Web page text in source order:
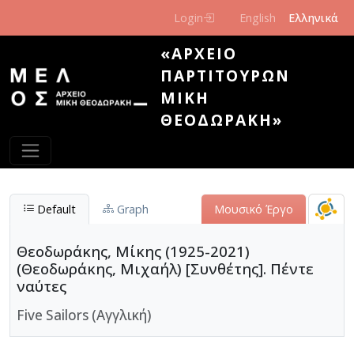
Login English Ελληνικά
«ΑΡΧΕΊΟ
ΠΑΡΤΙΤΟΎΡΩΝ
ΜΊΚΗ
ΘΕΟΔΩΡΆΚΗ»
Default Graph Μουσικό Έργο
Θεοδωράκης, Μίκης (1925-2021)
(Θεοδωράκης, Μιχαήλ) [Συνθέτης]. Πέντε
ναύτες
Five Sailors (Αγγλική)